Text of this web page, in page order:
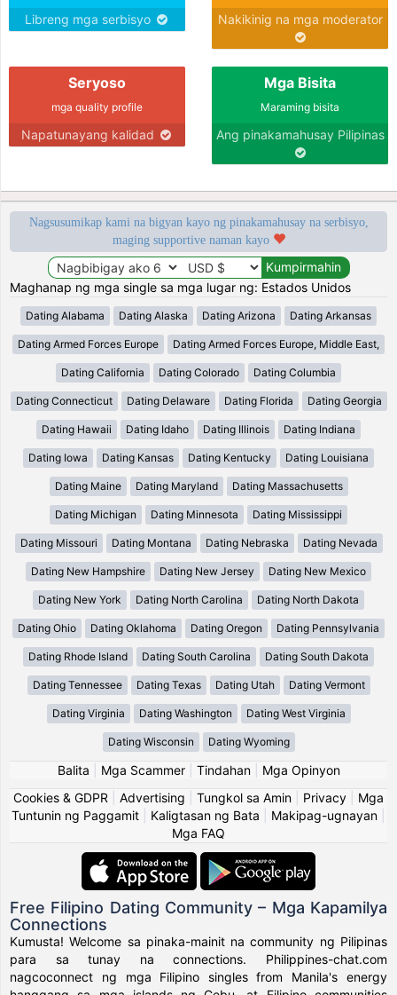
Libreng mga serbisyo Nakikinig na mga moderator
Seryoso
mga quality profile
Napatunayang kalidad
Mga Bisita
Maraming bisita
Ang pinakamahusay Pilipinas
Nagsusumikap kami na bigyan kayo ng pinakamahusay na serbisyo,
maging supportive naman kayo
Maghanap ng mga single sa mga lugar ng: Estados Unidos
Dating Alabama Dating Alaska Dating Arizona Dating Arkansas
Dating Armed Forces Europe Dating Armed Forces Europe, Middle East,
Dating California Dating Colorado Dating Columbia
Dating Connecticut Dating Delaware Dating Florida Dating Georgia
Dating Hawaii Dating Idaho Dating Illinois Dating Indiana
Dating Iowa Dating Kansas Dating Kentucky Dating Louisiana
Dating Maine Dating Maryland Dating Massachusetts
Dating Michigan Dating Minnesota Dating Mississippi
Dating Missouri Dating Montana Dating Nebraska Dating Nevada
Dating New Hampshire Dating New Jersey Dating New Mexico
Dating New York Dating North Carolina Dating North Dakota
Dating Ohio Dating Oklahoma Dating Oregon Dating Pennsylvania
Dating Rhode Island Dating South Carolina Dating South Dakota
Dating Tennessee Dating Texas Dating Utah Dating Vermont
Dating Virginia Dating Washington Dating West Virginia
Dating Wisconsin Dating Wyoming
Balita Mga Scammer| Tindahan| Mga Opinyon
Cookies & GDPR
Advertising Tungkol sa Amin Privacy
Mga
Tuntunin ng Paggamit
Kaligtasan ng Bata Makipag-ugnayan
Mga FAQ
Free Filipino Dating Community – Mga Kapamilya
Connections
Kumusta! Welcome sa pinaka-mainit na community ng Pilipinas
para sa tunay na connections. Philippines-chat.com
nagcoconnect ng mga Filipino singles from Manila's energy